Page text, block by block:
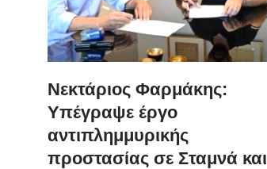
Νεκτάριος Φαρμάκης:
Υπέγραψε έργο
αντιπλημμυρικής
προστασίας σε Σταμνά και